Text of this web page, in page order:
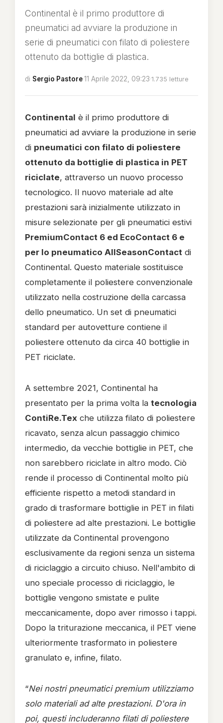
Continental è il primo produttore di
pneumatici ad avviare la produzione in
serie di pneumatici con filato di poliestere
ottenuto da bottiglie di plastica.
di Sergio Pastore·11 Aprile 2022, 09:23·1.735 letture
Continental è il primo produttore di
pneumatici ad avviare la produzione in serie
di pneumatici con filato di poliestere
ottenuto da bottiglie di plastica in PET
riciclate, attraverso un nuovo processo
tecnologico. Il nuovo materiale ad alte
prestazioni sarà inizialmente utilizzato in
misure selezionate per gli pneumatici estivi
PremiumContact 6 ed EcoContact 6 e
per lo pneumatico AllSeasonContact di
Continental. Questo materiale sostituisce
completamente il poliestere convenzionale
utilizzato nella costruzione della carcassa
dello pneumatico. Un set di pneumatici
standard per autovetture contiene il
poliestere ottenuto da circa 40 bottiglie in
PET riciclate.
A settembre 2021, Continental ha
presentato per la prima volta la tecnologia
ContiRe.Tex che utilizza filato di poliestere
ricavato, senza alcun passaggio chimico
intermedio, da vecchie bottiglie in PET, che
non sarebbero riciclate in altro modo. Ciò
rende il processo di Continental molto più
efficiente rispetto a metodi standard in
grado di trasformare bottiglie in PET in filati
di poliestere ad alte prestazioni. Le bottiglie
utilizzate da Continental provengono
esclusivamente da regioni senza un sistema
di riciclaggio a circuito chiuso. Nell'ambito di
uno speciale processo di riciclaggio, le
bottiglie vengono smistate e pulite
meccanicamente, dopo aver rimosso i tappi.
Dopo la triturazione meccanica, il PET viene
ulteriormente trasformato in poliestere
granulato e, infine, filato.
“Nei nostri pneumatici premium utilizziamo
solo materiali ad alte prestazioni. D'ora in
poi, questi includeranno filati di poliestere